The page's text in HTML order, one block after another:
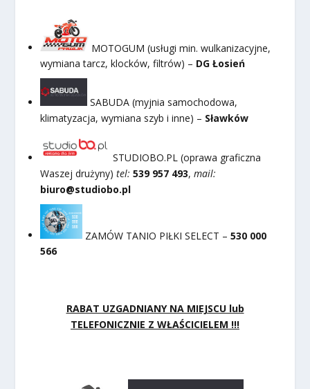
MOTOGUM (usługi min. wulkanizacyjne,
wymiana tarcz, klocków, filtrów) – DG Łosień
SABUDA (myjnia samochodowa,
klimatyzacja, wymiana szyb i inne) – Sławków
STUDIOBO.PL (oprawa graficzna
Waszej drużyny)tel: 539 957 493,mail:
biuro@studiobo.pl
ZAMÓW TANIO PIŁKI SELECT –530 000
566
RABAT UZGADNIANY NA MIEJSCU lub
TELEFONICZNIE Z WŁAŚCICIELEM !!!